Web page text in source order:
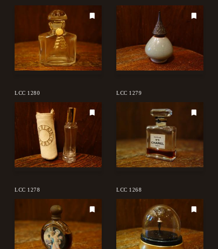
LCC 1280 LCC 1279
LCC 1278 LCC 1268